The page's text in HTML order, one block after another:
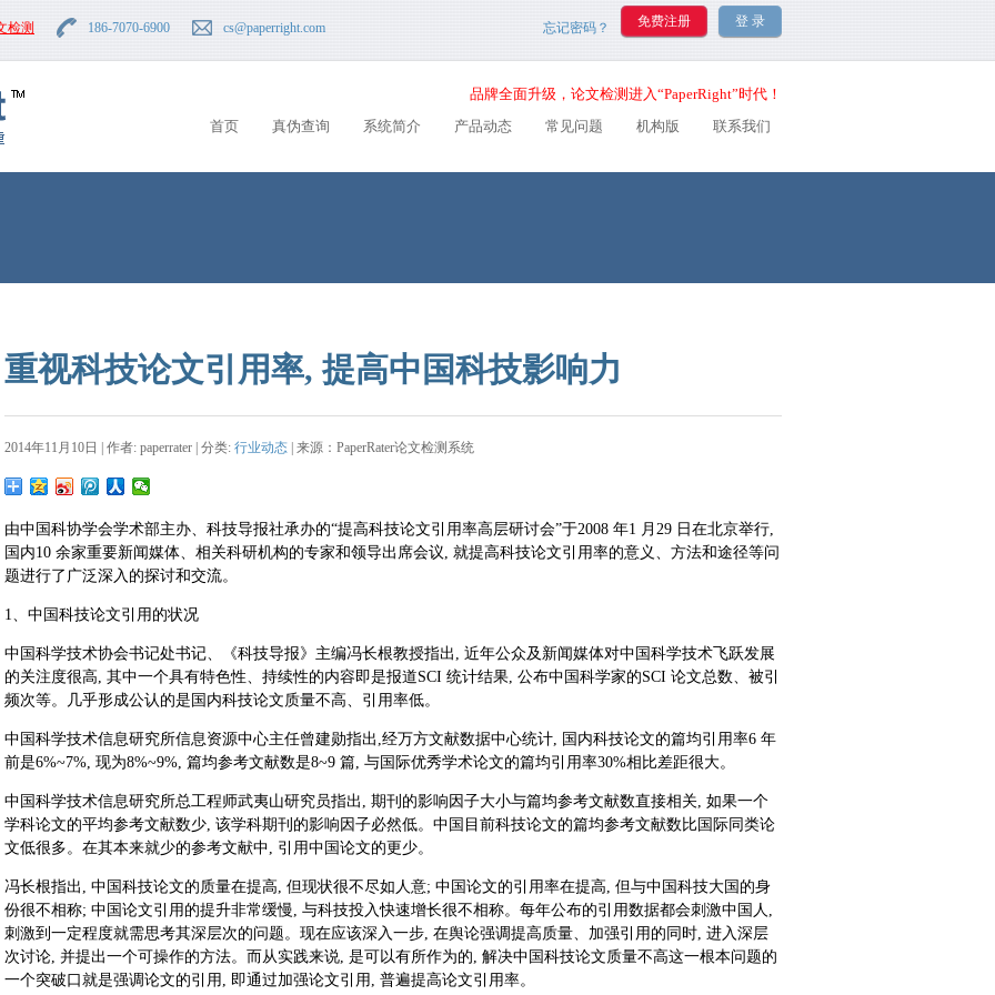
检测 186-7070-6900 cs@paperright.com 忘记密码？
品牌全面升级，论文检测进入“PaperRight”时代！
首页
真伪查询 系统简介 产品动态 常见问题 机构版 联系我们
重视科技论文引用率, 提高中国科技影响力
2014年11月10日 | 作者: paperrater | 分类: 行业动态 | 来源：PaperRater论文检测系统
由中国科协学会学术部主办、科技导报社承办的“提高科技论文引用率高层研讨会”于2008 年1 月29 日在北京举行,
国内10 余家重要新闻媒体、相关科研机构的专家和领导出席会议, 就提高科技论文引用率的意义、方法和途径等问
题进行了广泛深入的探讨和交流。
1、中国科技论文引用的状况
中国科学技术协会书记处书记、《科技导报》主编冯长根教授指出, 近年公众及新闻媒体对中国科学技术飞跃发展
的关注度很高, 其中一个具有特色性、持续性的内容即是报道SCI 统计结果, 公布中国科学家的SCI 论文总数、被引
频次等。几乎形成公认的是国内科技论文质量不高、引用率低。
中国科学技术信息研究所信息资源中心主任曾建勋指出,经万方文献数据中心统计, 国内科技论文的篇均引用率6 年
前是6%~7%, 现为8%~9%, 篇均参考文献数是8~9 篇, 与国际优秀学术论文的篇均引用率30%相比差距很大。
中国科学技术信息研究所总工程师武夷山研究员指出, 期刊的影响因子大小与篇均参考文献数直接相关, 如果一个
学科论文的平均参考文献数少, 该学科期刊的影响因子必然低。中国目前科技论文的篇均参考文献数比国际同类论
文低很多。在其本来就少的参考文献中, 引用中国论文的更少。
冯长根指出, 中国科技论文的质量在提高, 但现状很不尽如人意; 中国论文的引用率在提高, 但与中国科技大国的身
份很不相称; 中国论文引用的提升非常缓慢, 与科技投入快速增长很不相称。每年公布的引用数据都会刺激中国人,
刺激到一定程度就需思考其深层次的问题。现在应该深入一步, 在舆论强调提高质量、加强引用的同时, 进入深层
次讨论, 并提出一个可操作的方法。而从实践来说, 是可以有所作为的, 解决中国科技论文质量不高这一根本问题的
一个突破口就是强调论文的引用, 即通过加强论文引用, 普遍提高论文引用率。